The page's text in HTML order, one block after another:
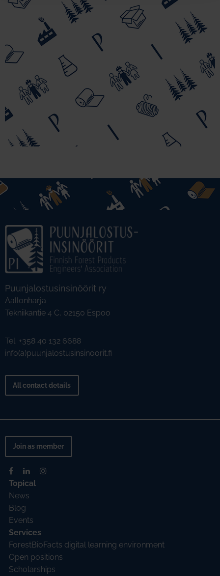
Puunjalostusinsinöörit ry
Aallonharja
Tekniikantie 4 C, 02150 Espoo
Tel. +358 40 132 6688
info(a)puunjalostusinsinoorit.fi
All contact details
Join as member
Topical
News
Blog
Events
Services
ForestBioFacts digital learning environment
Open positions
Scholarships